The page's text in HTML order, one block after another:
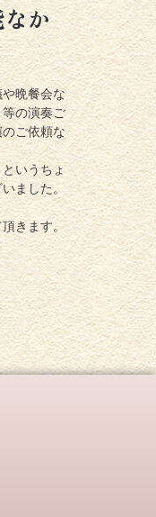
か
晩餐会な
の演奏ご
ご依頼な
いうちょ
ました。
きます。